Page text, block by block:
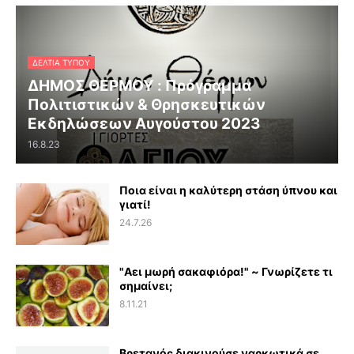
ΔΕΛΤΊΑ ΤΎΠΟΥ
ΔΗΜΟΣ ΘΕΡΜΟΥ : Πρόγραμμα
Πολιτιστικών & Θρησκευτικών
Εκδηλώσεων Αυγούστου 2023
16.8.23
Ποια είναι η καλύτερη στάση ύπνου και
γιατί!
24.7.26
"Αει μωρή σακαφιόρα!" ~ Γνωρίζετε τι
σημαίνει;
8.11.21